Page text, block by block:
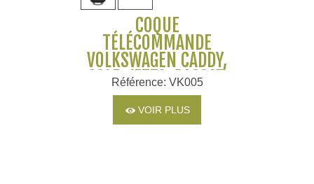
COQUE
TÉLÉCOMMANDE
VOLKSWAGEN CADDY,
GOLF, JETTA, PASSAT,
POLO, SEAT ALTEA,
LEON, SKODA...
Référence: VK005
VOIR PLUS